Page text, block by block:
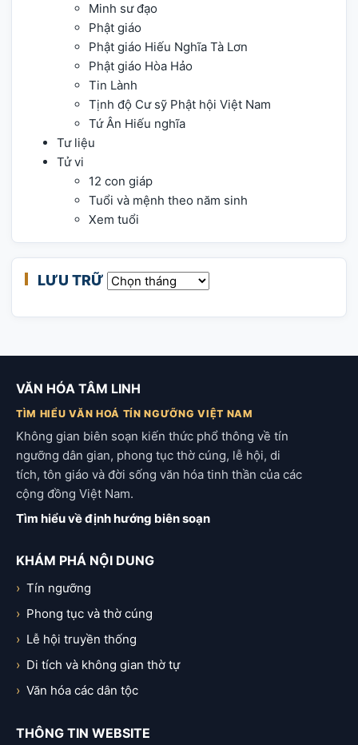
Minh sư đạo
Phật giáo
Phật giáo Hiếu Nghĩa Tà Lơn
Phật giáo Hòa Hảo
Tin Lành
Tịnh độ Cư sỹ Phật hội Việt Nam
Tứ Ân Hiếu nghĩa
Tư liệu
Tử vi
12 con giáp
Tuổi và mệnh theo năm sinh
Xem tuổi
LƯU TRỮ Lưu trữ
VĂN HÓA TÂM LINH
TÌM HIỂU VĂN HOÁ TÍN NGƯỠNG VIỆT NAM
Không gian biên soạn kiến thức phổ thông về tín
ngưỡng dân gian, phong tục thờ cúng, lễ hội, di
tích, tôn giáo và đời sống văn hóa tinh thần của các
cộng đồng Việt Nam.
Tìm hiểu về định hướng biên soạn
KHÁM PHÁ NỘI DUNG
Tín ngưỡng
Phong tục và thờ cúng
Lễ hội truyền thống
Di tích và không gian thờ tự
Văn hóa các dân tộc
THÔNG TIN WEBSITE